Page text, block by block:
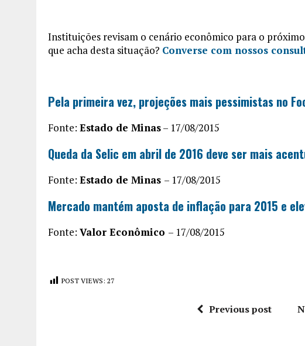
Instituições revisam o cenário econômico para o
que acha desta situação? Converse com nossos
Pela primeira vez, projeções mais pessimistas no
Fonte: Estado de Minas– 17/08/2015
Queda da Selic em abril de 2016 deve ser mais
Fonte: Estado de Minas – 17/08/2015
Mercado mantém aposta de inflação para 2015 e
Fonte: Valor Econômico – 17/08/2015
POST VIEWS: 27
Previous post